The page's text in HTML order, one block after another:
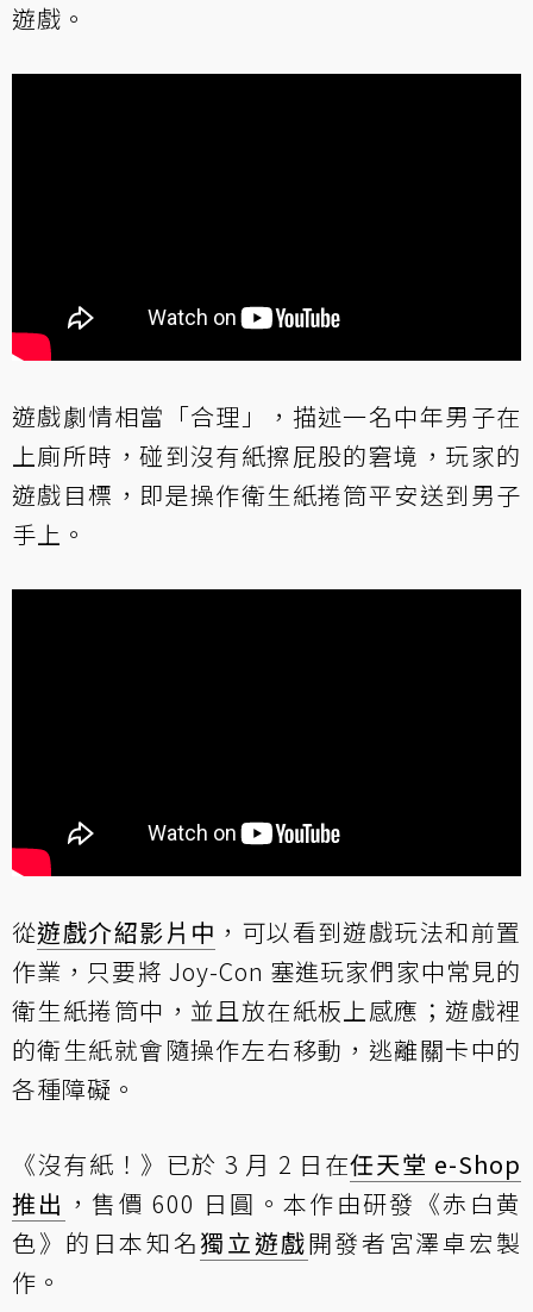
遊戲。
遊戲劇情相當「合理」，描述一名中年男子在
上廁所時，碰到沒有紙擦屁股的窘境，玩家的
遊戲目標，即是操作衛生紙捲筒平安送到男子
手上。
從遊戲介紹影片中 ，可以看到遊戲玩法和前置
作業，只要將 Joy-Con 塞進玩家們家中常見的
衛生紙捲筒中，並且放在紙板上感應；遊戲裡
的衛生紙就會隨操作左右移動，逃離關卡中的
各種障礙。
《沒有紙！》已於 3 月 2 日在任天堂 e-Shop
推出 ，售價 600 日圓。本作由研發《赤白黄
色》的日本知名獨立遊戲開發者宮澤卓宏製
作。